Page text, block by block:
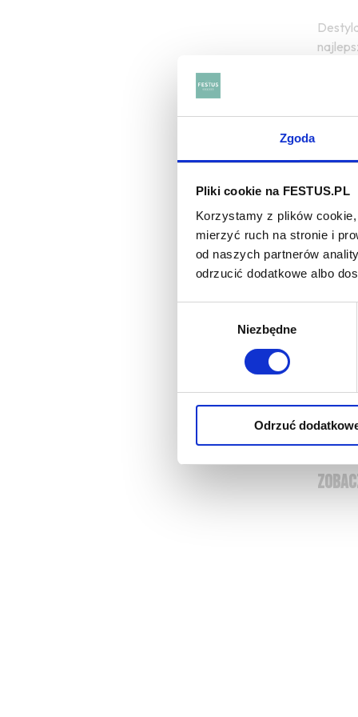
Zgoda
Pliki cookie na FESTUS.PL
Korzystamy z plików cookie,
mierzyć ruch na stronie i
od naszych partnerów
odrzucić dodatkowe albo
Niezbędne
Odrzuć
oraz
"sięgaj
Dwie
-
- do
-
Baron
-
-